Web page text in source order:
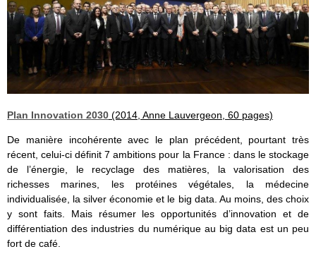
Plan Innovation 2030 (2014, Anne Lauvergeon, 60 pages)
De manière incohérente avec le plan précédent, pourtant très
récent, celui-ci définit 7 ambitions pour la France : dans le stockage
de l’énergie, le recyclage des matières, la valorisation des
richesses marines, les protéines végétales, la médecine
individualisée, la silver économie et le big data. Au moins, des choix
y sont faits. Mais résumer les opportunités d’innovation et de
différentiation des industries du numérique au big data est un peu
fort de café.